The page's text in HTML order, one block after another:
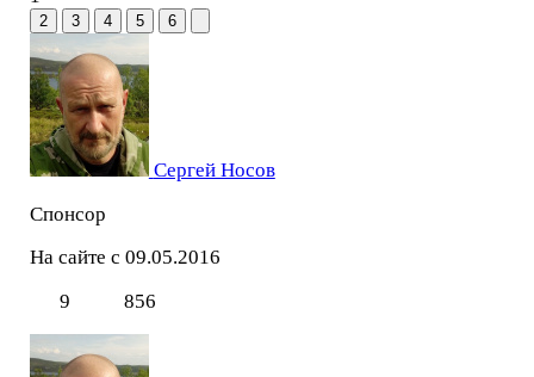
2 3 4 5 6
Сергей Носов
Спонсор
На сайте с 09.05.2016
9
856